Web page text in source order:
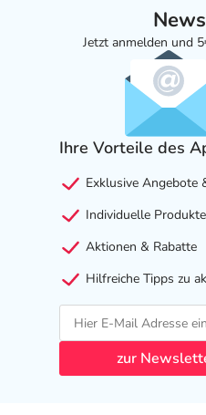
Jetzt anmelden und
Ihre Vorteile des
Exklusive Angebote
Individuelle
Aktionen & Rabatte
Hilfreiche Tipps zu
zur